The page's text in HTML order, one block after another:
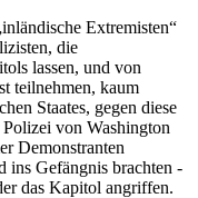
Extremisten“
die
lassen, und von
teilnehmen, kaum
Staates, gegen diese
von Washington
Demonstranten
ins Gefängnis brachten -
das Kapitol angriffen.